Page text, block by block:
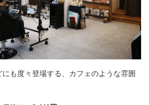
も度々登場する、カフェのような雰囲